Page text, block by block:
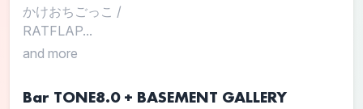
かけおちごっこ /
RATFLAP...
and more
Bar TONE8.0 + BASEMENT GALLERY